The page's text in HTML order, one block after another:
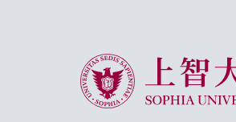
上智大学 Sophia